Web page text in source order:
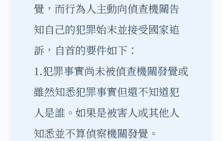
覺，而行為人主動向偵查機關告
知自己的犯罪始末並接受國家追
訴，自首的要件如下：
1.犯罪事實尚未被偵查機關發覺或
雖然知悉犯罪事實但還不知道犯
人是誰。如果是被害人或其他人
知悉並不算偵察機關發覺。